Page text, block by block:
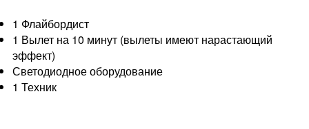
1 Флайбордист
1 Вылет на 10 минут (вылеты имеют нарастающий
эффект)
Светодиодное оборудование
1 Техник